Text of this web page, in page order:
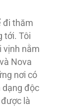
đi thăm
tới. Tôi
vịnh nằm
Nova
nơi có
dạng độc
là